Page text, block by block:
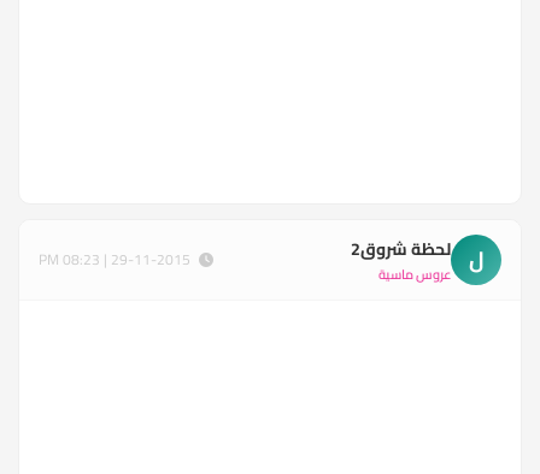
ل لحظة شروق2
عروس ماسية